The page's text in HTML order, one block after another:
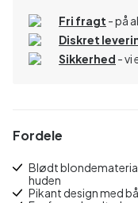
Fri fragt - på
Diskret
Sikkerhed - vi
Fordele
Blødt
huden
Pikant design med